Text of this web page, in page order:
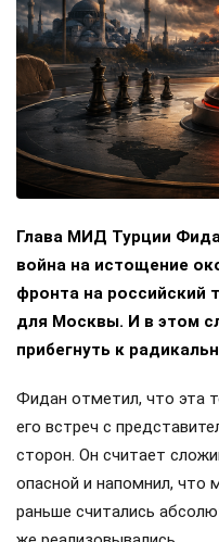
Глава МИД Турции
война на истощение
фронта на российский
для Москвы. И в этом
прибегнуть к
Фидан отметил, что эта
его встреч с
сторон. Он считает
опасной и напомнил, что
раньше считались